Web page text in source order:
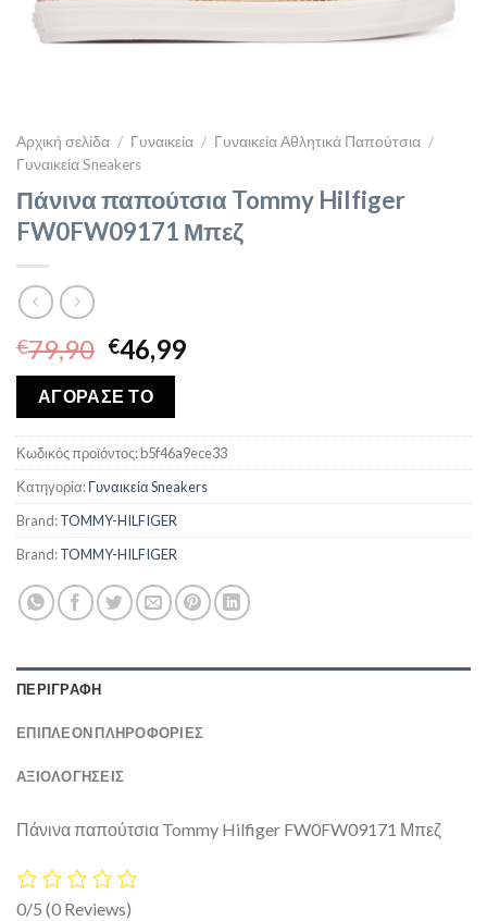
Αρχική σελίδα / Γυναικεία / Γυναικεία Αθλητικά Παπούτσια /
Γυναικεία Sneakers
Πάνινα παπούτσια Tommy Hilfiger
FW0FW09171 Μπεζ
€79,90 Original
price
was:
€79,90.
€46,99Η
€46,99.
ΑΓΟΡΑΣΕ ΤΟ
Κωδικός προϊόντος:b5f46a9ece33
Κατηγορία:Γυναικεία Sneakers
Brand:TOMMY-HILFIGER
Brand:TOMMY-HILFIGER
ΠΕΡΙΓΡΑΦΉ
ΕΠΙΠΛΈΟΝ ΠΛΗΡΟΦΟΡΊΕΣ
ΑΞΙΟΛΟΓΗΣΕΙΣ
Πάνινα παπούτσια Tommy Hilfiger FW0FW09171 Μπεζ
0/5 (0 Reviews)